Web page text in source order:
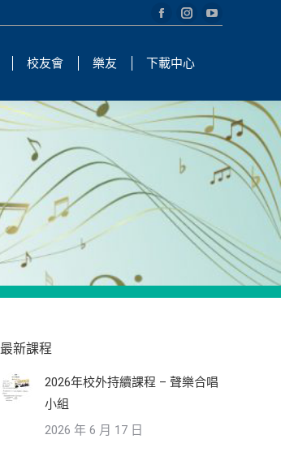
Facebook
opens
new
window
Instagram
opens
new
window
YouTube
new
window
校友會 樂友 下載中心
最新課程
2026年校外持續課程 – 聲樂合唱
小組
2026 年 6 月 17 日